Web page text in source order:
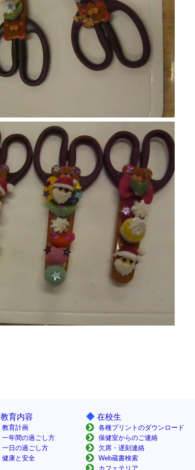
教育内容
教育計画
一年間の過ごし方
一日の過ごし方
健康と安全
◆ 在校生
各種プリントのダウンロード
保健室からのご連絡
欠席・遅刻連絡
Web蔵書検索
カフェテリア